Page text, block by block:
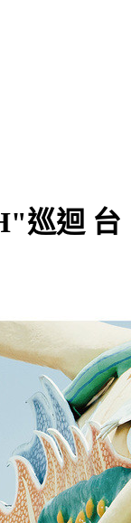
巡迴 台